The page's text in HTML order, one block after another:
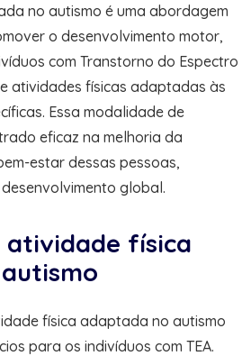
no autismo é uma abordagem
o desenvolvimento motor,
com Transtorno do Espectro
atividades físicas adaptadas às
Essa modalidade de
eficaz na melhoria da
estar dessas pessoas,
global.
atividade física
física adaptada no autismo
para os indivíduos com TEA.